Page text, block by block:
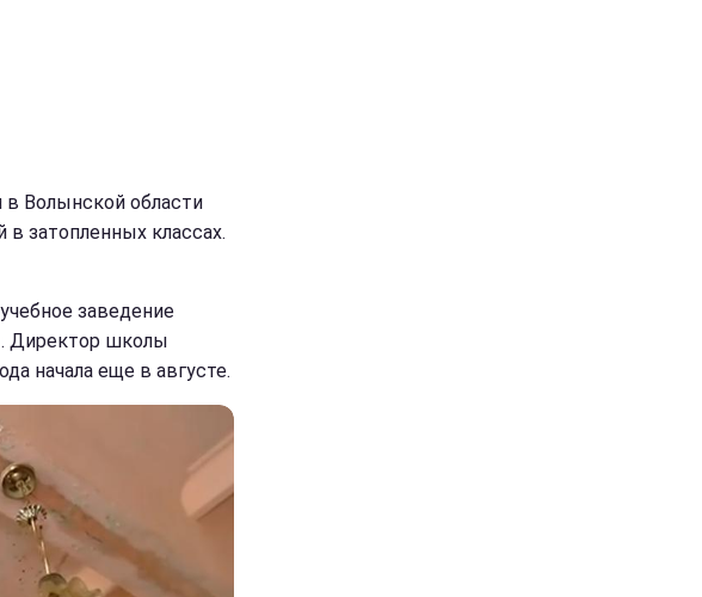
Волынской области
в затопленных классах.
заведение
Директор школы
начала еще в августе.